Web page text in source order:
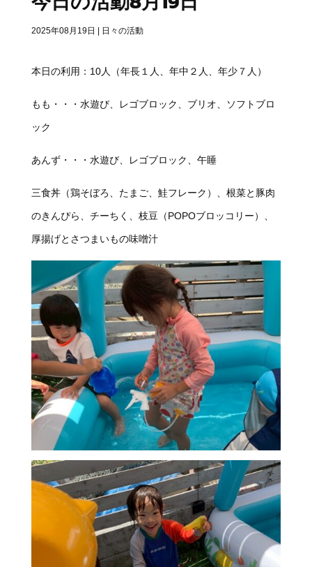
2025年08月19日 日々の活動
本日の利用：10人（年長１人、年中２人、年少７人）
もも・・・水遊び、レゴブロック、ブリオ、ソフトブロ
ック
あんず・・・水遊び、レゴブロック、午睡
三食丼（鶏そぼろ、たまご、鮭フレーク）、根菜と豚肉
のきんぴら、チーちく、枝豆（POPOブロッコリー）、
厚揚げとさつまいもの味噌汁